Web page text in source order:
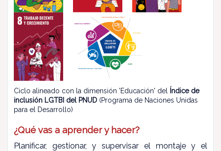
Ciclo alineado con la dimensión 'Educación' del
Índice de
inclusión LGTBI del PNUD (Programa de Naciones Unidas
para el Desarrollo)
¿Qué vas a aprender y hacer?
Planificar, gestionar, y supervisar el montaje y el